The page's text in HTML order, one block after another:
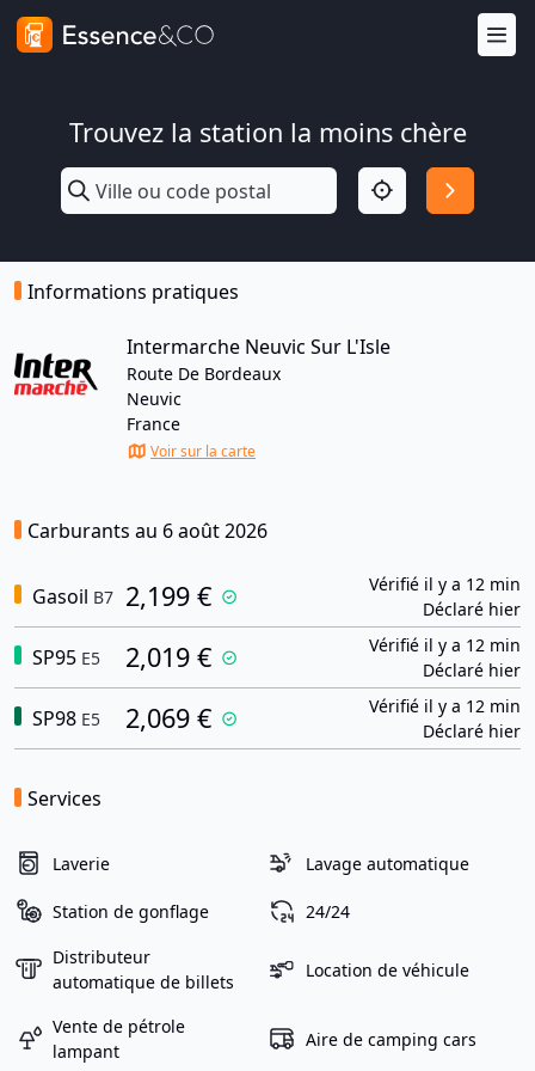
Trouvez la station la moins chère
Informations pratiques
Intermarche Neuvic Sur L'Isle
Route De Bordeaux
Neuvic
France
Voir sur la carte
Carburants au 6 août 2026
Gasoil B7 2,199 €
Vérifié il y a 12 min
Déclaré hier
SP95 E5 2,019 €
Vérifié il y a 12 min
Déclaré hier
SP98 E5 2,069 €
Vérifié il y a 12 min
Déclaré hier
Services
Laverie Lavage automatique
Station de gonflage 24/24
Distributeur
automatique de billets
Location de véhicule
Vente de pétrole
lampant
Aire de camping cars